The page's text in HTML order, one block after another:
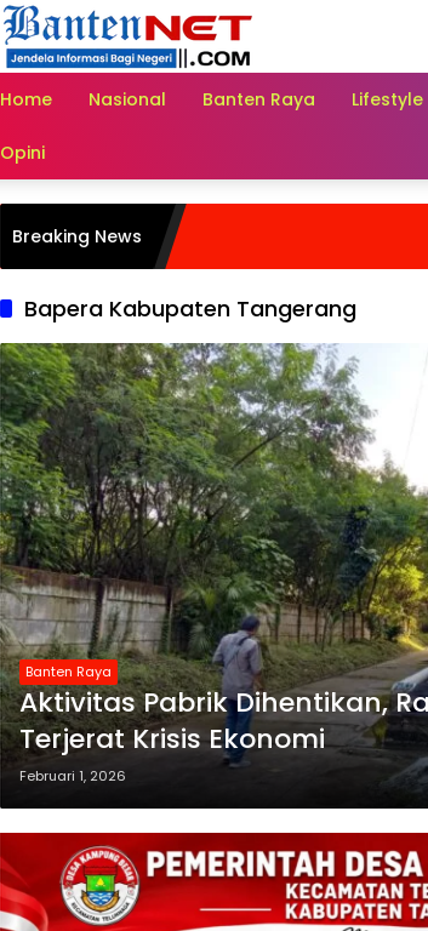
Home
Nasional Banten Raya Lifestyle
Opini
Breaking News
Bapera Kabupaten Tangerang
Banten Raya
Aktivitas Pabrik Dihentikan,
Terjerat Krisis Ekonomi
Februari 1, 2026